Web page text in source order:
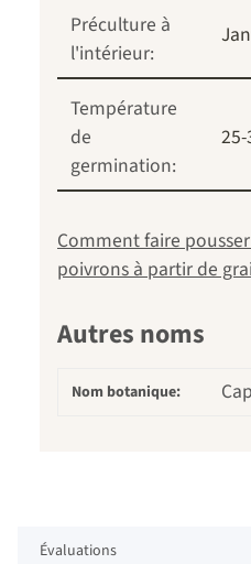
Préculture à
l'intérieur:
Température
de
germination:
25-
Comment faire
poivrons à partir de
Autres noms
Nom botanique:
Évaluations